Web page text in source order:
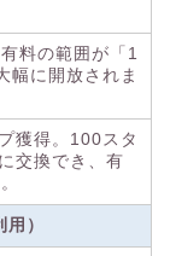
料の範囲が「1
幅に開放されま
獲得。100スタ
交換でき、有
）